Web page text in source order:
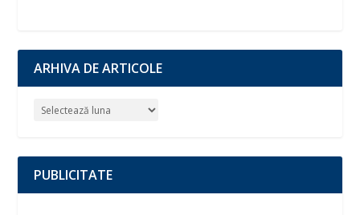
ARHIVA DE ARTICOLE
PUBLICITATE